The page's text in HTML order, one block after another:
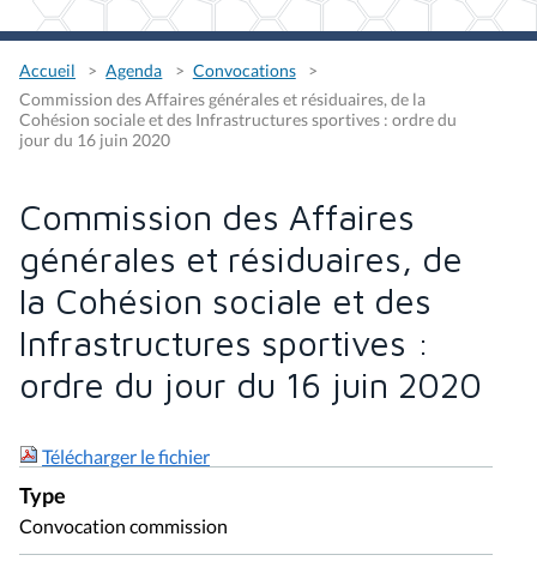
Accueil Agenda
Convocations
Commission des Affaires générales et résiduaires, de la
Cohésion sociale et des Infrastructures sportives : ordre du
jour du 16 juin 2020
Commission des Affaires
générales et résiduaires, de
la Cohésion sociale et des
Infrastructures sportives :
ordre du jour du 16 juin 2020
Télécharger le fichier
Type
Convocation commission